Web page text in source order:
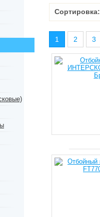
Сортировка:
1 2 3